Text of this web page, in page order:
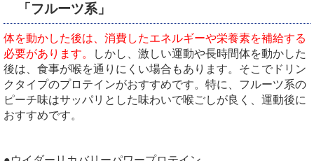
「フルーツ系」
体を動かした後は、消費したエネルギーや栄養素を補給する
必要があります。
しかし、激しい運動や長時間体を動かした
後は、食事が喉を通りにくい場合もあります。そこでドリン
クタイプのプロテインがおすすめです。特に、フルーツ系の
ピーチ味はサッパリとした味わいで喉ごしが良く、運動後に
おすすめです。